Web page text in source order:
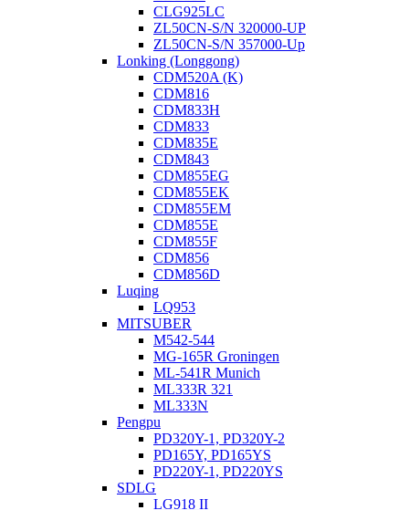
CLG925LC
ZL50CN-S/N 320000-UP
ZL50CN-S/N 357000-Up
Lonking (Longgong)
CDM520A (K)
CDM816
CDM833H
CDM833
CDM835E
CDM843
CDM855EG
CDM855EK
CDM855EM
CDM855E
CDM855F
CDM856
CDM856D
Luqing
LQ953
MITSUBER
M542-544
MG-165R Groningen
ML-541R Munich
ML333R 321
ML333N
Pengpu
PD320Y-1, PD320Y-2
PD165Y, PD165YS
PD220Y-1, PD220YS
SDLG
LG918 II